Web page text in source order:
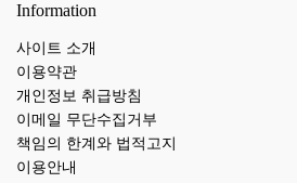
Information
사이트 소개
이용약관
개인정보 취급방침
이메일 무단수집거부
책임의 한계와 법적고지
이용안내